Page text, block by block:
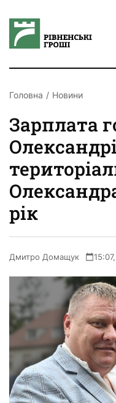
Головна Новини
Зарплата
рік
Дмитро Домащук